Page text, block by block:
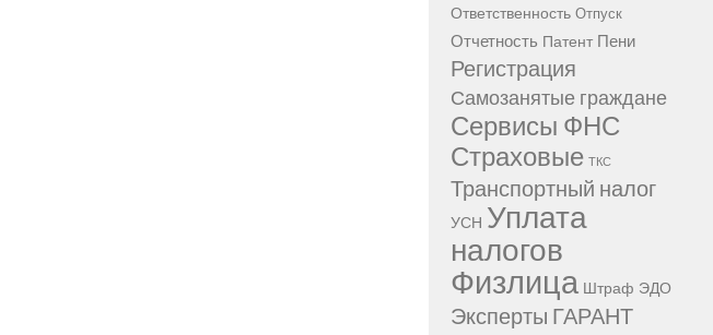
Ответственность Отпуск
Отчетность Патент Пени
Регистрация
Самозанятые граждане
Сервисы ФНС
Страховые ТКС
Транспортный налог
УСН Уплата
налогов
Физлица Штраф ЭДО
Эксперты ГАРАНТ